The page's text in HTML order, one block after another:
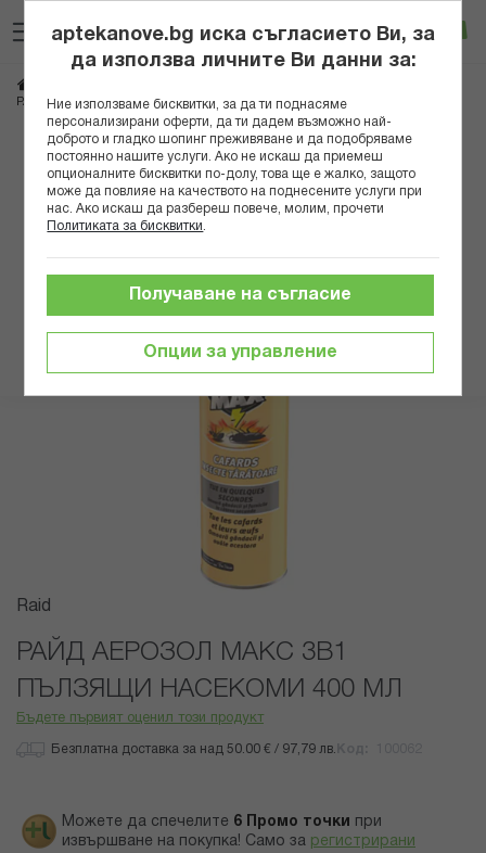
към
съдържанието
Вход
РАЙД АЕРОЗОЛ МАКС 3В1 ПЪЛЗЯЩИ НАСЕКОМИ 400 МЛ
Преминете
края
Преминете
началото
галерия
със
Raid
РАЙД АЕРОЗОЛ МАКС 3В1
ПЪЛЗЯЩИ НАСЕКОМИ 400 МЛ
Бъдете първият оценил този продукт
Безплатна доставка за над 50.00 € / 97,79 лв.
Можете да спечелите 6 Промо точки
при
извършване на покупка! Само за регистрирани
aptekanove.bg иска съгласието Ви, за
да използва личните Ви данни за:
Ние използваме бисквитки, за да ти поднасяме
персонализирани оферти, да ти дадем възможно най-
доброто и гладко шопинг преживяване и да подобряваме
постоянно нашите услуги. Ако не искаш да приемеш
опционалните бисквитки по-долу, това ще е жалко, защото
може да повлияе на качеството на поднесените услуги при
нас. Ако искаш да разбереш повече, молим, прочети
Политиката за бисквитки
Опции за управление
Получаване на съгласие